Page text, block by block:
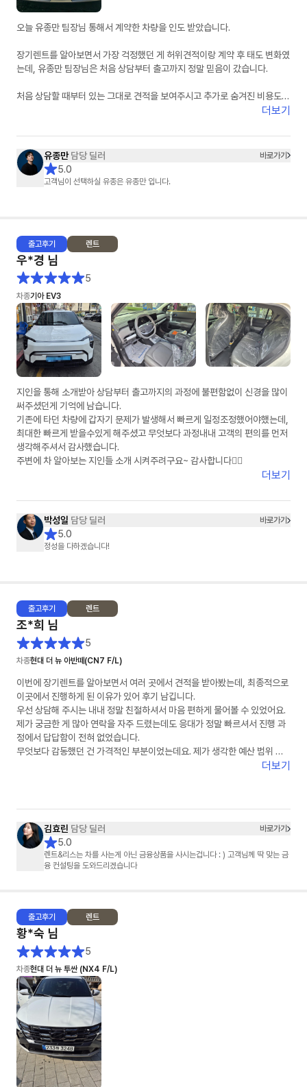
오늘 유종만 팀장님 통해서 계약한 차량을 인도 받았습니다.
장기렌트를 알아보면서 가장 걱정했던 게 허위견적이랑 계약 후 태도 변화였
는데, 유종만 팀장님은 처음 상담부터 출고까지 정말 믿음이 갔습니다.
처음 상담할 때부터 있는 그대로 견적을 보여주시고 추가로 숨겨진 비용도
없어서 신뢰가 갔습니다. 궁금한 점이 있을 때마다 피드백도 정말 빠르셔서
무엇보다 상담하면서 느낀 건 사람이 정말 좋으시다는 점이었습니다. 단순히
계약만 하는 느낌이 아니라 끝까지 책임지고 챙겨주시는 느낌이라 더 믿고
진행할 수 있었습니다.
더보기
유종만 담당 딜러 바로가기
5.0
고객님이 선택하실 유종은 유종만 입니다.
출고후기 렌트
우*경 님
5
차종기아 EV3
지인을 통해 소개받아 상담부터 출고까지의 과정에 불편함없이 신경을 많이
써주셨던게 기억에 남습니다.
기존에 타던 차량에 갑자기 문제가 발생해서 빠르게 일정조정했어야했는데,
최대한 빠르게 받을수있게 해주셨고 무엇보다 과정내내 고객의 편의를 먼저
생각해주셔서 감사했습니다.
주변에 차 알아보는 지인들 소개 시켜주려구요~ 감사합니다👍🏻
더보기
박성일 담당 딜러 바로가기
5.0
정성을 다하겠습니다!
출고후기 렌트
조*희 님
5
차종현대 더 뉴 아반떼(CN7 F/L)
이번에 장기렌트를 알아보면서 여러 곳에서 견적을 받아봤는데, 최종적으로
이곳에서 진행하게 된 이유가 있어 후기 남깁니다.
우선 상담해 주시는 내내 정말 친절하셔서 마음 편하게 물어볼 수 있었어요.
제가 궁금한 게 많아 연락을 자주 드렸는데도 응대가 정말 빠르셔서 진행 과
정에서 답답함이 전혀 없었습니다.
무엇보다 감동했던 건 가격적인 부분이었는데요. 제가 생각한 예산 범위 내
에서 최저가를 맞춰주시려고 끝까지 노력해 주시는 모습에 신뢰가 확 갔습니
더보기
김효린 담당 딜러 바로가기
5.0
렌트&리스는 차를 사는게 아닌 금융상품을 사시는겁니다 : ) 고객님께 딱 맞는 금
융 컨설팅을 도와드리겠습니다
출고후기 렌트
황*숙 님
5
차종현대 더 뉴 투싼 (NX4 F/L)